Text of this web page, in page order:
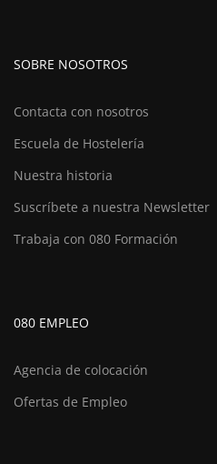
SOBRE NOSOTROS
Contacta con nosotros
Escuela de Hostelería
Nuestra historia
Suscríbete a nuestra Newsletter
Trabaja con 080 Formación
080 EMPLEO
Agencia de colocación
Ofertas de Empleo